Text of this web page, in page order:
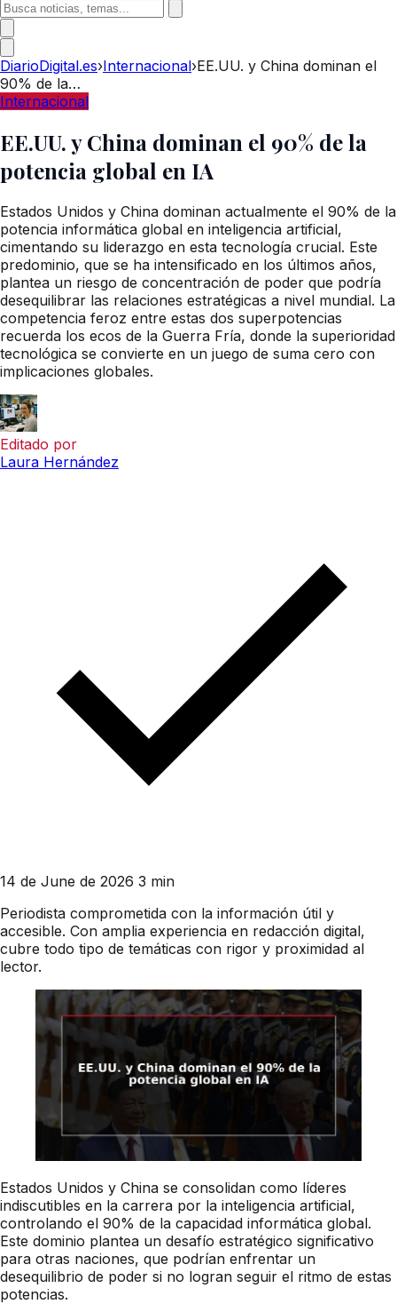
DiarioDigital.es›Internacional›EE.UU. y China dominan el
90% de la…
Internacional
EE.UU. y China dominan el 90% de la
potencia global en IA
Estados Unidos y China dominan actualmente el 90% de la
potencia informática global en inteligencia artificial,
cimentando su liderazgo en esta tecnología crucial. Este
predominio, que se ha intensificado en los últimos años,
plantea un riesgo de concentración de poder que podría
desequilibrar las relaciones estratégicas a nivel mundial. La
competencia feroz entre estas dos superpotencias
recuerda los ecos de la Guerra Fría, donde la superioridad
tecnológica se convierte en un juego de suma cero con
implicaciones globales.
Editado por
Laura Hernández
14 de June de 2026 3 min
Periodista comprometida con la información útil y
accesible. Con amplia experiencia en redacción digital,
cubre todo tipo de temáticas con rigor y proximidad al
lector.
Estados Unidos y China se consolidan como líderes
indiscutibles en la carrera por la inteligencia artificial,
controlando el 90% de la capacidad informática global.
Este dominio plantea un desafío estratégico significativo
para otras naciones, que podrían enfrentar un
desequilibrio de poder si no logran seguir el ritmo de estas
potencias.